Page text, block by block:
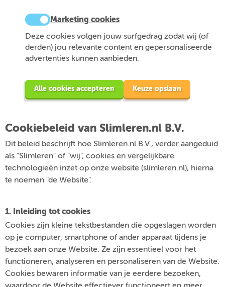
Marketing cookies
Deze cookies volgen jouw surfgedrag zodat wij (of
derden) jou relevante content en gepersonaliseerde
advertenties kunnen aanbieden.
Alle cookies accepteren Keuze opslaan
Cookiebeleid van Slimleren.nl B.V.
Dit beleid beschrijft hoe Slimleren.nl B.V., verder aangeduid
als "Slimleren" of "wij", cookies en vergelijkbare
technologieën inzet op onze website (slimleren.nl), hierna
te noemen "de Website".
1. Inleiding tot cookies
Cookies zijn kleine tekstbestanden die opgeslagen worden
op je computer, smartphone of ander apparaat tijdens je
bezoek aan onze Website. Ze zijn essentieel voor het
functioneren, analyseren en personaliseren van de Website.
Cookies bewaren informatie van je eerdere bezoeken,